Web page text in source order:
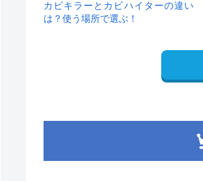
カビキラーとカビハイターの違い
は？使う場所で選ぶ！